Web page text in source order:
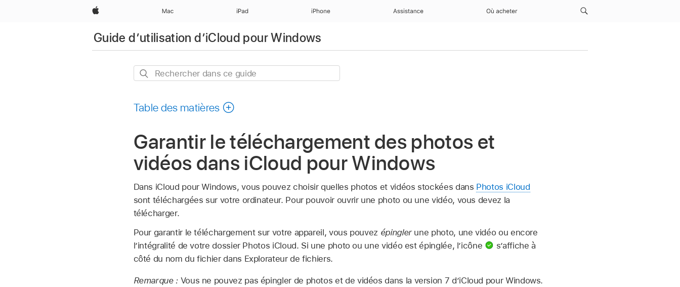
Apple Mac iPad iPhone Assistance Où acheter
Guide d’utilisation d’iCloud pour Windows
Rechercher
guide
Table des matières
Garantir le téléchargement des photos et
vidéos dans iCloud pour Windows
Dans iCloud pour Windows, vous pouvez choisir quelles photos et vidéos stockées dans Photos iCloud
sont téléchargées sur votre ordinateur. Pour pouvoir ouvrir une photo ou une vidéo, vous devez la
télécharger.
Pour garantir le téléchargement sur votre appareil, vous pouvez épinglerune photo, une vidéo ou encore
l’intégralité de votre dossier Photos iCloud. Si une photo ou une vidéo est épinglée, l’icône
s’affiche à
côté du nom du fichier dans Explorateur de fichiers.
Remarque : Vous ne pouvez pas épingler de photos et de vidéos dans la version 7 d’iCloud pour Windows.